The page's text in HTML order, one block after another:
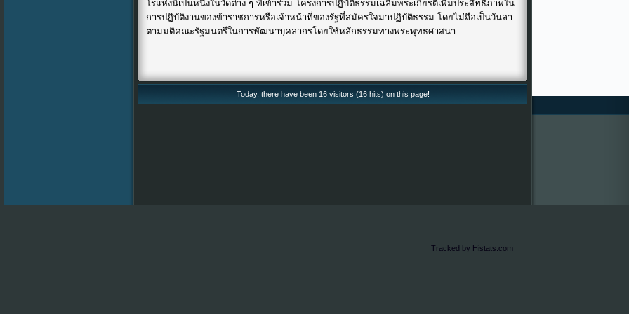
โรแห่งนี้เป็นหนึ่งในวัดต่าง ๆ ที่เข้าร่วม โครงการปฏิบัติธรรมเฉลิมพระเกียรติเพิ่มประสิทธิภาพใน
การปฏิบัติงานของข้าราชการหรือเจ้าหน้าที่ของรัฐที่สมัครใจมาปฏิบัติธรรม โดยไม่ถือเป็นวันลา
ตามมติคณะรัฐมนตรีในการพัฒนาบุคลากรโดยใช้หลักธรรมทางพระพุทธศาสนา
Today, there have been 16 visitors (16 hits) on this page!
Tracked by Histats.com
*